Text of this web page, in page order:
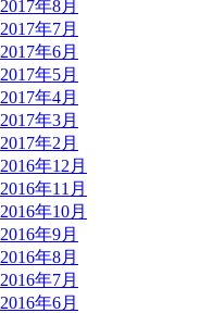
2017年8月
2017年7月
2017年6月
2017年5月
2017年4月
2017年3月
2017年2月
2016年12月
2016年11月
2016年10月
2016年9月
2016年8月
2016年7月
2016年6月